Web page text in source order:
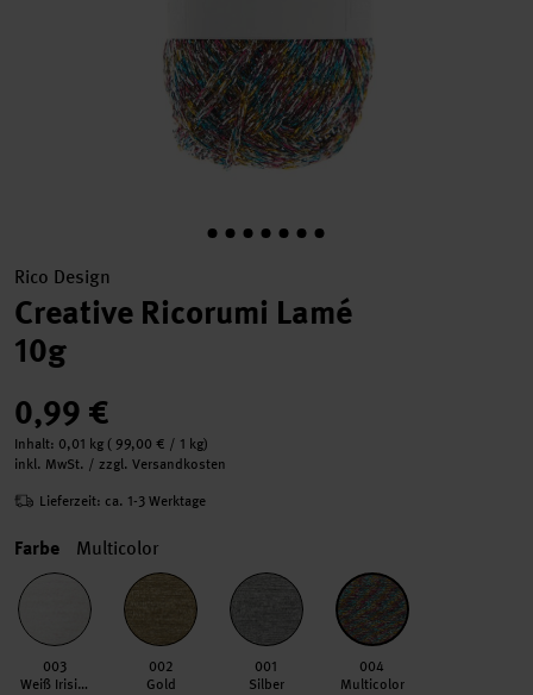
Rico Design
Creative Ricorumi Lamé
10g
0,99 €
Inhalt: 0,01 kg ( 99,00 € / 1 kg)
inkl. MwSt. / zzgl. Versandkosten
Lieferzeit: ca. 1-3 Werktage
Farbe Multicolor
003
Weiß Irisierend
002
Gold
001
Silber
004
Multicolor